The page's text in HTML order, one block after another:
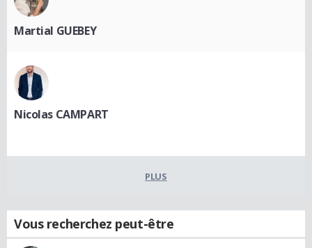
Martial GUEBEY
Nicolas CAMPART
PLUS
Vous recherchez peut-être